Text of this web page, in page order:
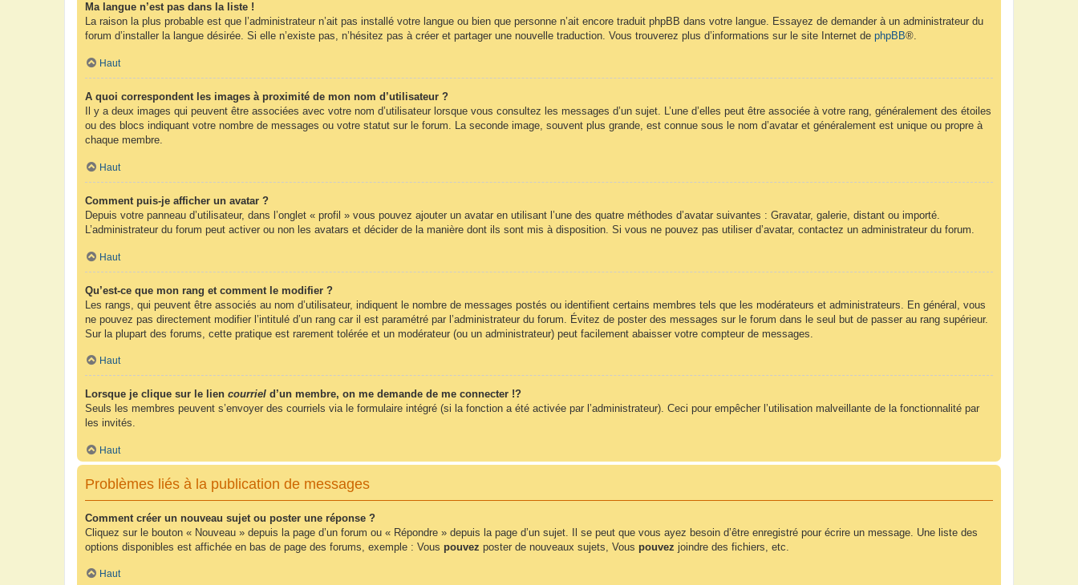
Ma langue n’est pas dans la liste !
La raison la plus probable est que l’administrateur n’ait pas installé votre langue ou bien que personne n’ait encore traduit phpBB dans votre langue. Essayez de demander à un administrateur du
forum d’installer la langue désirée. Si elle n’existe pas, n’hésitez pas à créer et partager une nouvelle traduction. Vous trouverez plus d’informations sur le site Internet de phpBB®.
Haut
A quoi correspondent les images à proximité de mon nom d’utilisateur ?
Il y a deux images qui peuvent être associées avec votre nom d’utilisateur lorsque vous consultez les messages d’un sujet. L’une d’elles peut être associée à votre rang, généralement des étoiles
ou des blocs indiquant votre nombre de messages ou votre statut sur le forum. La seconde image, souvent plus grande, est connue sous le nom d’avatar et généralement est unique ou propre à
chaque membre.
Haut
Comment puis-je afficher un avatar ?
Depuis votre panneau d’utilisateur, dans l’onglet « profil » vous pouvez ajouter un avatar en utilisant l’une des quatre méthodes d’avatar suivantes : Gravatar, galerie, distant ou importé.
L’administrateur du forum peut activer ou non les avatars et décider de la manière dont ils sont mis à disposition. Si vous ne pouvez pas utiliser d’avatar, contactez un administrateur du forum.
Haut
Qu’est-ce que mon rang et comment le modifier ?
Les rangs, qui peuvent être associés au nom d’utilisateur, indiquent le nombre de messages postés ou identifient certains membres tels que les modérateurs et administrateurs. En général, vous
ne pouvez pas directement modifier l’intitulé d’un rang car il est paramétré par l’administrateur du forum. Évitez de poster des messages sur le forum dans le seul but de passer au rang supérieur.
Sur la plupart des forums, cette pratique est rarement tolérée et un modérateur (ou un administrateur) peut facilement abaisser votre compteur de messages.
Haut
Lorsque je clique sur le lien courriel d’un membre, on me demande de me connecter !?
Seuls les membres peuvent s’envoyer des courriels via le formulaire intégré (si la fonction a été activée par l’administrateur). Ceci pour empêcher l’utilisation malveillante de la fonctionnalité par
les invités.
Haut
Problèmes liés à la publication de messages
Comment créer un nouveau sujet ou poster une réponse ?
Cliquez sur le bouton « Nouveau » depuis la page d’un forum ou « Répondre » depuis la page d’un sujet. Il se peut que vous ayez besoin d’être enregistré pour écrire un message. Une liste des
options disponibles est affichée en bas de page des forums, exemple : Vous pouvez poster de nouveaux sujets, Vous pouvez joindre des fichiers, etc.
Haut